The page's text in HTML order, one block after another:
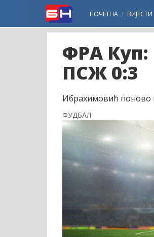
ПОЧЕТНА ВИЈЕСТИ
ФРА Куп:
ПСЖ 0:3
Ибрахимовић поново
ФУДБАЛ